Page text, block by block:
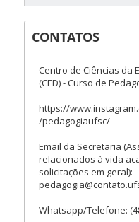
CONTATOS
Centro de Ciências da
(CED) - Curso de
https://
/pedagogiaufsc/
Email da Secretaria
relacionados à vida
solicitações em geral):
Whatsapp/Telefone: